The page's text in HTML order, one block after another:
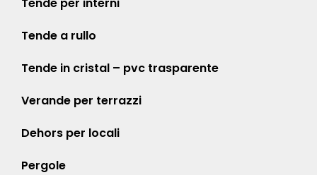
Tende a rullo
Tende in cristal – pvc trasparente
Verande per terrazzi
Dehors per locali
Pergole